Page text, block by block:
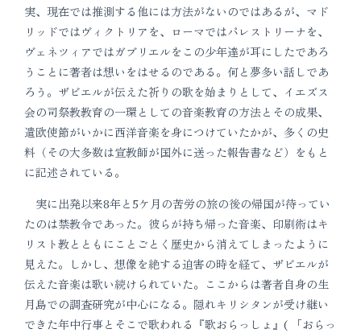
実、現在では推測する他には方法がないのではあるが、マド
リッドではヴィクトリアを、ローマではパレストリーナを、
ヴェネツィアではガブリエルをこの少年達が耳にしたであろ
うことに著者は想いをはせるのである。何と夢多い話しであ
ろう。ザビエルが伝えた祈りの歌を始まりとして、イエズス
会の司祭教教育の一環としての音楽教育の方法とその成果、
遣欧使節がいかに西洋音楽を身につけていたかが、多くの史
料（その大多数は宣教師が国外に送った報告書など）をもと
に記述されている。
実に出発以来8年と5ケ月の苦労の旅の後の帰国が待ってい
たのは禁教令であった。彼らが持ち帰った音楽、印刷術はキ
リスト教とともにことごとく歴史から消えてしまったように
見えた。しかし、想像を絶する迫害の時を経て、ザビエルが
伝えた音楽は歌い続けられていた。ここからは著者自身の生
月島での調査研究が中心になる。隠れキリシタンが受け継い
できた年中行事とそこで歌われる『歌おらっしょ』( 「おらっ